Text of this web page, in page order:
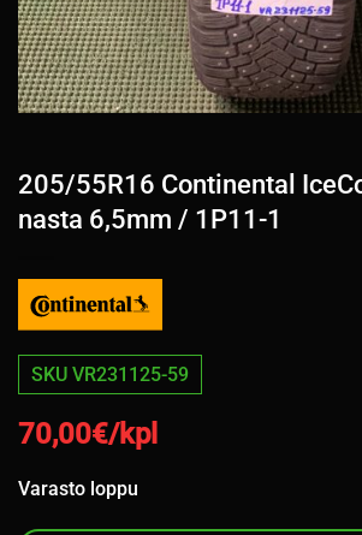
205/55R16 Continental
nasta 6,5mm / 1P11-1
SKU VR231125-59
70,00€/kpl
Varasto loppu